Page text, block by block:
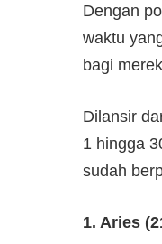
Dengan
waktu
bagi
Dilansir
1 hingga
sudah
1. Aries